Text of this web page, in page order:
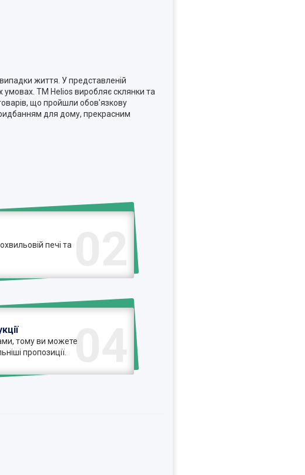
життя. У представленій
умовах. TM Helios виробляє склянки та
що пройшли обов'язкову
для дому, прекрасним
печі та
04
тому ви можете
пропозиції.